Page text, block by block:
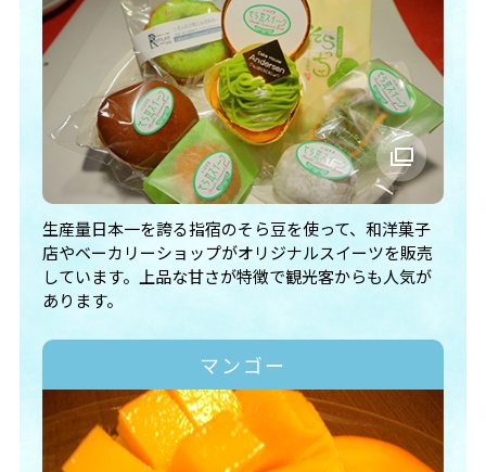
生産量日本一を誇る指宿のそら豆を使って、和洋菓子
店やベーカリーショップがオリジナルスイーツを販売
しています。上品な甘さが特徴で観光客からも人気が
あります。
マンゴー